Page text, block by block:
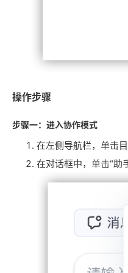
操作步骤
步骤一：进入协作模式
在左侧导航栏，单击
在对话框中，单击“助